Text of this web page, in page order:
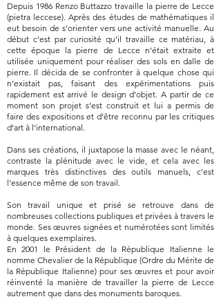
Depuis 1986 Renzo Buttazzo travaille la pierre de Lecce
(pietra leccese). Après des études de mathématiques il
eut besoin de s’orienter vers une activité manuelle. Au
début c’est par curiosité qu’il travaille ce matériau, à
cette époque la pierre de Lecce n’était extraite et
utilisée uniquement pour réaliser des sols en dalle de
pierre. Il décida de se confronter à quelque chose qui
n’existait pas, faisant des expérimentations puis
rapidement est arrivé le design d’objet. A partir de ce
moment son projet s’est construit et lui a permis de
faire des expositions et d’être reconnu par les critiques
d’art à l’international.
Dans ses créations, il juxtapose la masse avec le néant,
contraste la plénitude avec le vide, et cela avec les
marques très distinctives des outils manuels, c’est
l’essence même de son travail.
Son travail unique et prisé se retrouve dans de
nombreuses collections publiques et privées à travers le
monde. Ses œuvres signées et numérotées sont limités
à quelques exemplaires.
En 2001 le Président de la République Italienne le
nomme Chevalier de la République (Ordre du Mérite de
la République Italienne) pour ses œuvres et pour avoir
réinventé la manière de travailler la pierre de Lecce
autrement que dans des monuments baroques.